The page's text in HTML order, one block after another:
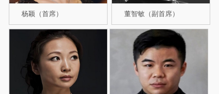
杨颖（首席） 董智敏（副首席）